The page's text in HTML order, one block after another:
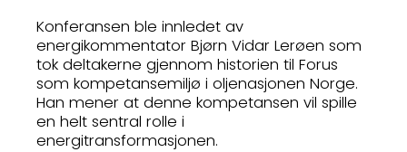
Konferansen ble innledet av
energikommentator Bjørn Vidar Lerøen som
tok deltakerne gjennom historien til Forus
som kompetansemiljø i oljenasjonen Norge.
Han mener at denne kompetansen vil spille
en helt sentral rolle i
energitransformasjonen.